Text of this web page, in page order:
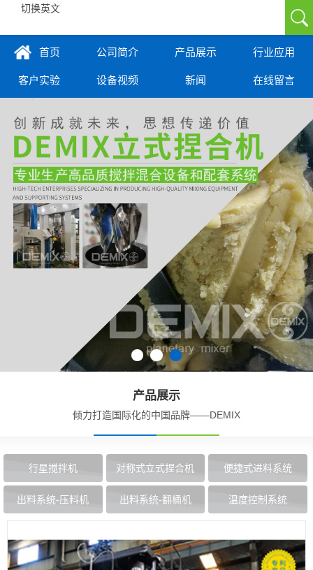
切换英文
首页 公司简介 产品展示 行业应用
客户实验 设备视频 新闻 在线留言
产品展示
倾力打造国际化的中国品牌——DEMIX
行星搅拌机 对称式立式捏合机 便捷式进料系统
出料系统-压料机 出料系统-翻桶机 温度控制系统